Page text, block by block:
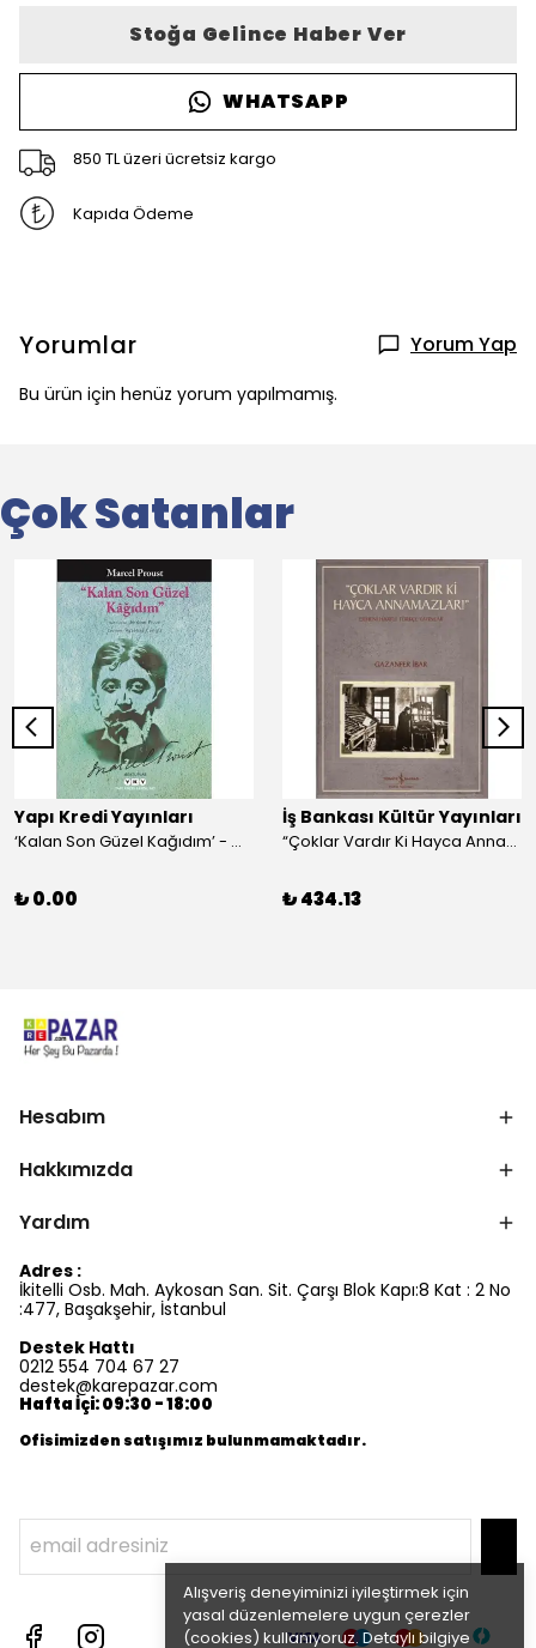
Alışveriş deneyiminizi iyileştirmek için
yasal düzenlemelere uygun çerezler
(cookies) kullanıyoruz. Detaylı bilgiye
Stoğa Gelince Haber Ver
WHATSAPP
850 TL üzeri ücretsiz kargo
Kapıda Ödeme
Yorumlar Yorum Yap
Bu ürün için henüz yorum yapılmamış.
Çok Satanlar
Yapı Kredi Yayınları
‘Kalan Son Güzel Kağıdım’ - Marcel Proust
₺ 0.00
İş Bankası Kültür Yayınları
“Çoklar Vardır Ki Hayca Annamazlar!” - Gazanfer İbar
₺ 434.13
Hesabım
Hakkımızda
Yardım
Adres :
İkitelli Osb. Mah. Aykosan San. Sit. Çarşı Blok Kapı:8 Kat : 2 No
:477, Başakşehir, İstanbul
Destek Hattı
0212 554 704 67 27
destek@karepazar.com
Hafta İçi: 09:30 - 18:00
Ofisimizden satışımız bulunmamaktadır.